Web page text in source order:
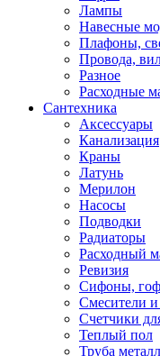
Лампы
Навесные
Плафоны,
Провода,
Разное
Расходные
Сантехника
Аксессуары
Канализация
Краны
Латунь
Мерилон
Насосы
Подводки
Радиаторы
Расходный
Ревизия
Сифоны,
Смесители
Счетчики
Теплый пол
Труба